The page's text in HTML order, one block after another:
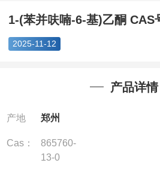
CAS...
1-(苯并呋喃-6-基)乙酮 CAS
2025-11-12
产品详情
产地 郑州
Cas：
865760-
13-0